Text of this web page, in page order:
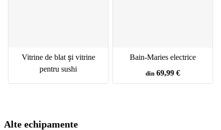
Vitrine de blat și vitrine
pentru sushi
Bain-Maries electrice
din 69,99 €
Alte echipamente